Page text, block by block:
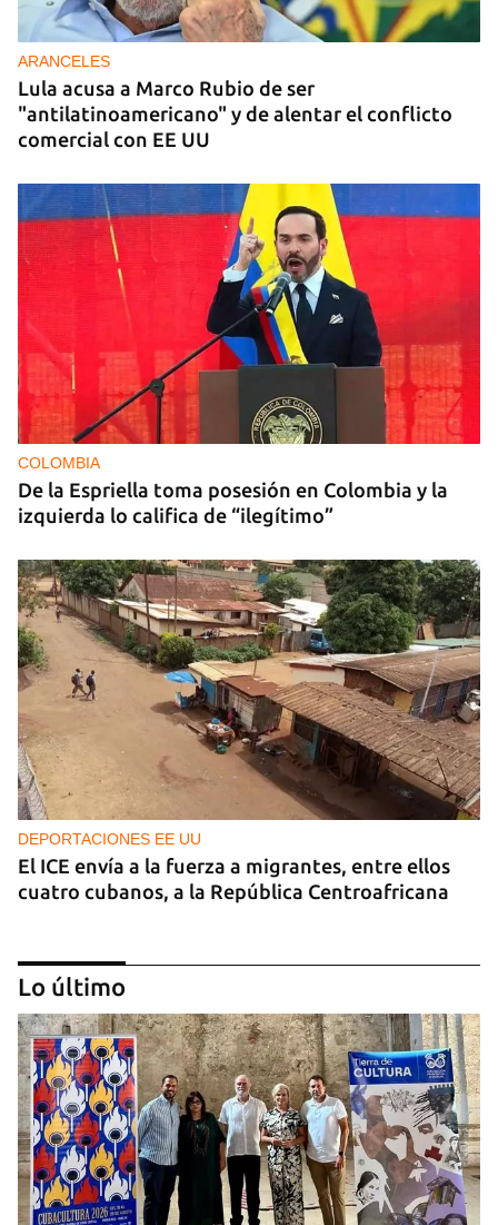
ARANCELES
Lula acusa a Marco Rubio de ser
"antilatinoamericano" y de alentar el conflicto
comercial con EE UU
COLOMBIA
De la Espriella toma posesión en Colombia y la
izquierda lo califica de “ilegítimo”
DEPORTACIONES EE UU
El ICE envía a la fuerza a migrantes, entre ellos
cuatro cubanos, a la República Centroafricana
GUERRA
Lo último